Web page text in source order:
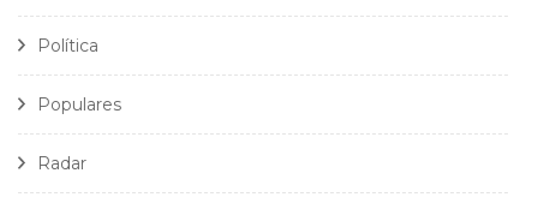
Política
Populares
Radar